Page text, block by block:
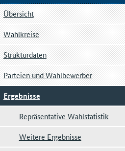
Übersicht
Wahlkreise
Strukturdaten
Parteien und Wahlbewerber
Ergebnisse
Repräsentative Wahlstatistik
Weitere Ergebnisse